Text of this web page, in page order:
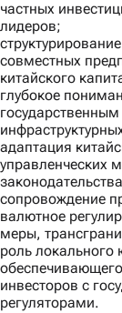
частных
лидеров;
совместных
китайского
глубокое
адаптация
управленческих
сопровождение
валютное
меры,
роль локального
инвесторов с
регуляторами.